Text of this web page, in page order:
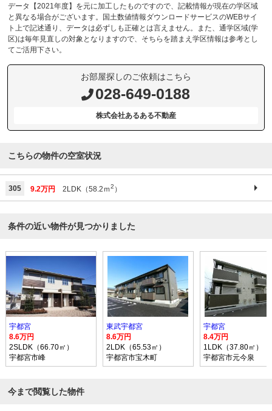
データ【2021年度】を元に加工したものですので、記載情報が現在の学区域
と異なる場合がございます。国土数値情報ダウンロードサービスのWEBサイ
ト上で記述通り、データは必ずしも正確とは言えません。また、通学区域(学
区)は毎年見直しの対象となりますので、そちらを踏まえ学区情報は参考とし
てご活用下さい。
お部屋探しのご依頼はこちら
028-649-0188
株式会社あるある不動産
こちらの物件の空室状況
305 9.2万円 2LDK（58.2ｍ2 ）
条件の近い物件が見つかりました
宇都宮
8.6万円
2SLDK（66.70㎡）
宇都宮市峰
東武宇都宮
8.6万円
2LDK（65.53㎡）
宇都宮市宝木町
宇都宮
8.4万円
1LDK（37.80㎡）
宇都宮市元今泉
今まで閲覧した物件